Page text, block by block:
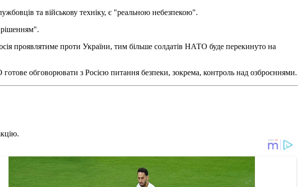
та військову техніку, є "реальною небезпекою".
рішенням".
проявлятиме проти України, тим більше солдатів НАТО буде перекинуто на
обговорювати з Росією питання безпеки, зокрема, контроль над озброєннями.